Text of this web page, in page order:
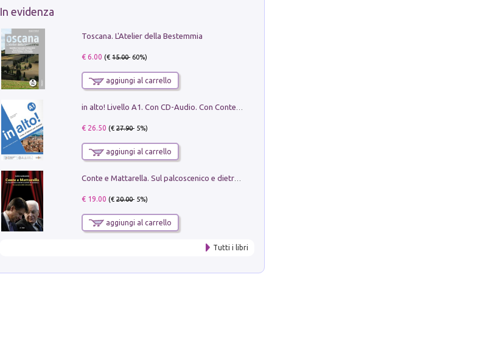
In evidenza
Toscana. L'Atelier della Bestemmia
€ 6.00 (€15.00- 60%)
aggiungi al carrello
€ 26.50 (€27.90- 5%)
aggiungi al carrello
€ 19.00 (€20.00- 5%)
aggiungi al carrello
Tutti i libri